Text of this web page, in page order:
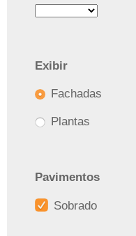
Exibir
Fachadas
Plantas
Pavimentos
Sobrado